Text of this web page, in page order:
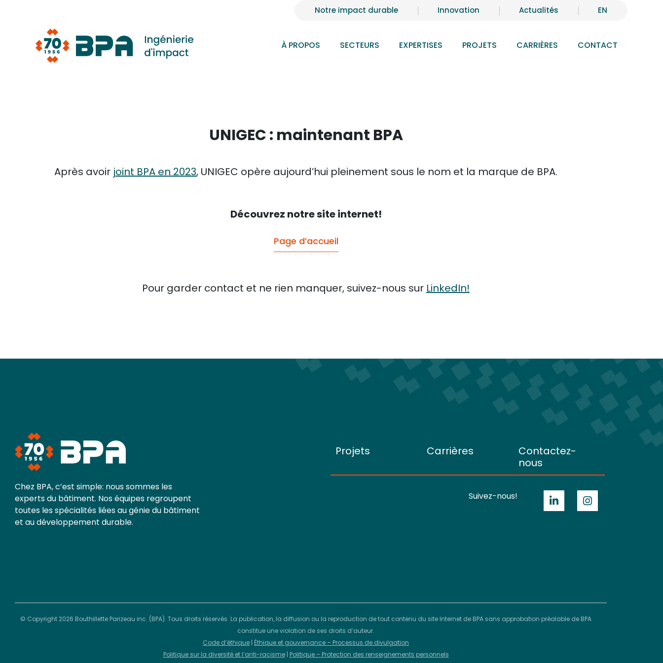
Notre impact durable Innovation Actualités EN
À PROPOS SECTEURS EXPERTISES PROJETS CARRIÈRES CONTACT
UNIGEC : maintenant BPA
Après avoir joint BPA en 2023, UNIGEC opère aujourd’hui pleinement sous le nom et la marque de BPA.
Découvrez notre site internet!
Page d’accueil
Pour garder contact et ne rien manquer, suivez-nous sur LinkedIn!
Chez BPA, c’est simple: nous sommes les
experts du bâtiment. Nos équipes regroupent
toutes les spécialités liées au génie du bâtiment
et au développement durable.
Projets Carrières
Contactez-
nous
Suivez-nous!
© Copyright 2026 Bouthillette Parizeau inc. (BPA). Tous droits réservés. La publication, la diffusion ou la reproduction de tout contenu du site Internet de BPA sans approbation préalable de BPA
constitue une violation de ses droits d’auteur.
Code d’éthique | Éthique et gouvernance – Processus de divulgation
Politique sur la diversité et l’anti-racisme| Politique – Protection des renseignements personnels